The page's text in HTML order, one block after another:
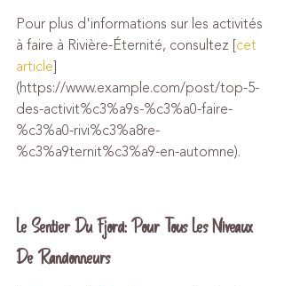
Pour plus d'informations sur les activités
à faire à Rivière-Éternité, consultez [cet
article]
(https://www.example.com/post/top-5-
des-activit%c3%a9s-%c3%a0-faire-
%c3%a0-rivi%c3%a8re-
%c3%a9ternit%c3%a9-en-automne).
Le Sentier Du Fjord: Pour Tous Les Niveaux
De Randonneurs